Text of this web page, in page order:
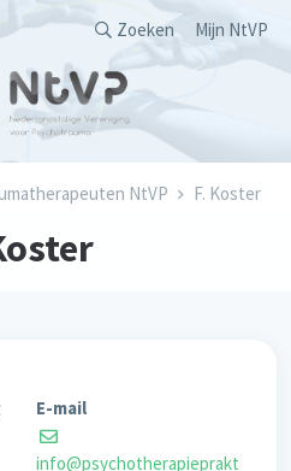
Secondary
Zoeken Mijn NtVP
NtVP F. Koster
E-mail
info@psychotherapieprakt